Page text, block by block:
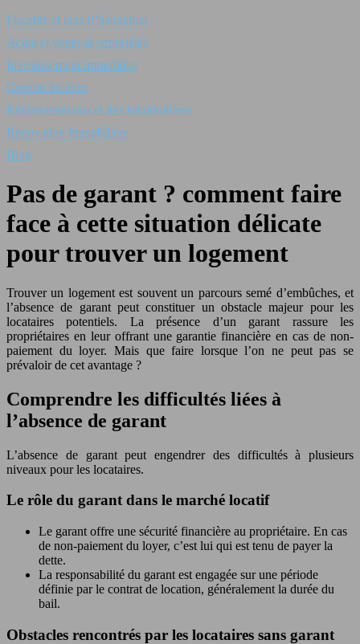
Fiscalité et taxe d’habitation
Achat et vente de propriétés
Investissement immobilier
Gestion locative
Réglementations et lois immobilières
Rénovation immobilière
Blog
Pas de garant ? comment faire
face à cette situation délicate
pour trouver un logement
Trouver un logement est souvent un parcours semé d’embûches, et
l’absence de garant peut constituer un obstacle majeur pour les
locataires potentiels. La présence d’un garant rassure les
propriétaires en leur offrant une garantie financière en cas de non-
paiement du loyer. Mais que faire lorsque l’on ne peut pas se
prévaloir de cet avantage ?
Comprendre les difficultés liées à
l’absence de garant
L’absence de garant peut engendrer des difficultés à plusieurs
niveaux pour les locataires.
Le rôle du garant dans le marché locatif
Le garant offre une sécurité financière au propriétaire. En cas
de non-paiement du loyer, c’est lui qui est tenu de payer la
dette.
La responsabilité du garant est engagée sur une période
définie par le contrat de location, généralement la durée du
bail.
Obstacles rencontrés par les locataires sans garant